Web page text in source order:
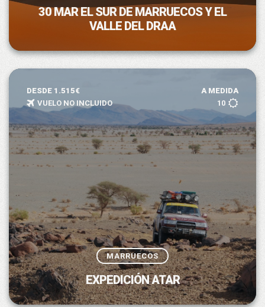
30 MAR EL SUR DE MARRUECOS Y EL
VALLE DEL DRAA
DESDE 1.515€
A MEDIDA
VUELO NO INCLUIDO
10
MARRUECOS
EXPEDICIÓN ATAR